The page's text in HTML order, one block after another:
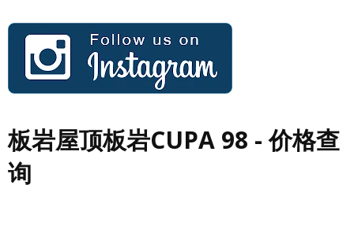
板岩屋顶板岩CUPA 98 - 价格查
询